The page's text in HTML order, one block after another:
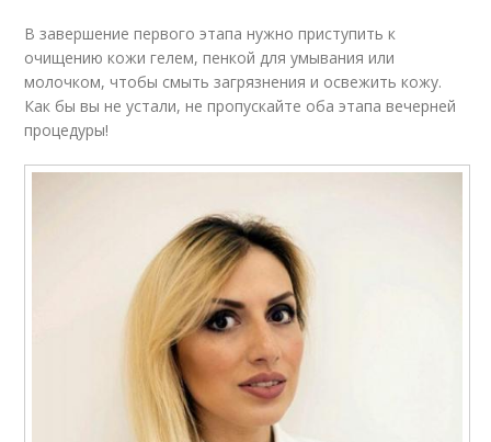
В завершение первого этапа нужно приступить к
очищению кожи гелем, пенкой для умывания или
молочком, чтобы смыть загрязнения и освежить кожу.
Как бы вы не устали, не пропускайте оба этапа вечерней
процедуры!